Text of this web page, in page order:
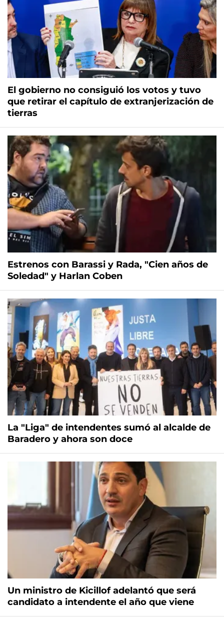
El gobierno no consiguió los votos y tuvo
que retirar el capítulo de extranjerización de
tierras
Estrenos con Barassi y Rada, "Cien años de
Soledad" y Harlan Coben
La "Liga" de intendentes sumó al alcalde de
Baradero y ahora son doce
Un ministro de Kicillof adelantó que será
candidato a intendente el año que viene